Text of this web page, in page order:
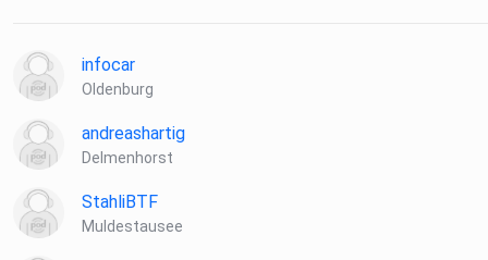
infocar
Oldenburg
andreashartig
Delmenhorst
StahliBTF
Muldestausee